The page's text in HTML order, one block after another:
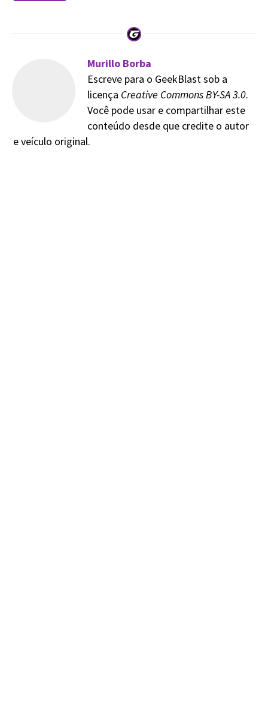
Murillo Borba
Escreve para o GeekBlast sob a
licença Creative Commons BY-SA 3.0.
Você pode usar e compartilhar este
conteúdo desde que credite o autor
e veículo original.